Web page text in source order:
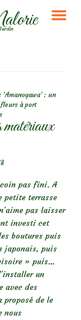
: un
à port
pas fini. A
petite terrasse
pas laisser
investi cet
boutures puis
japonais, puis
» puis…
un
avec des
proposé de le
nous